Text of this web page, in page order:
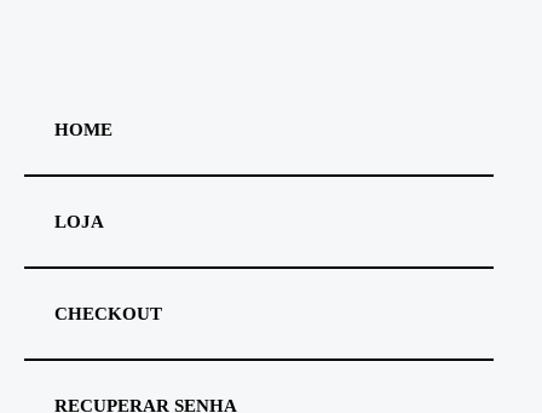
conteúdoHOME
LOJA
CHECKOUT
RECUPERAR SENHA